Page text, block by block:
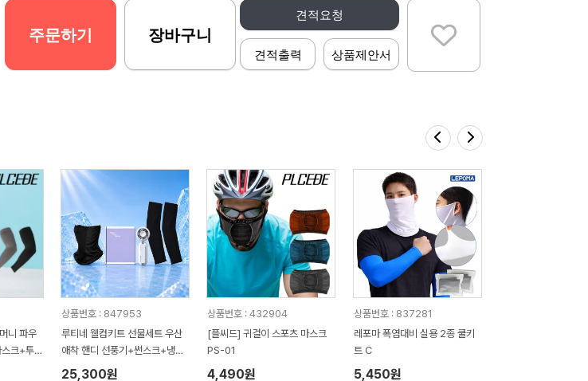
견적요청
견적출력 상품제안서
주문하기 장바구니
니 파우
크+투밴
상품번호 : 847953
루티네 웰컴키트 선물세트 우산
애착 핸디 선풍기+썬스크+냉장
고쿨토시
25,300원
상품번호 : 432904
[플씨드] 귀걸이 스포츠 마스크
PS-01
4,490원
상품번호 : 837281
레포마 폭염대비 실용 2종 쿨키
트 C
5,450원